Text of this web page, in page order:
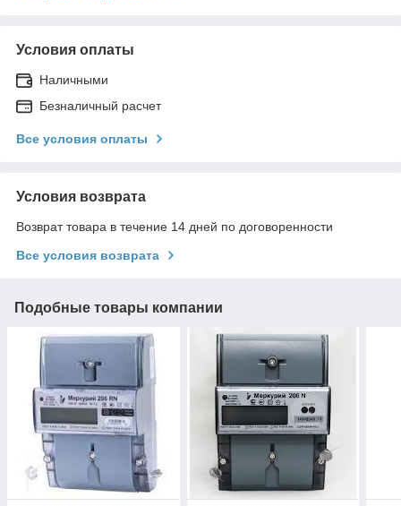
Условия оплаты
Наличными
Безналичный расчет
Все условия оплаты
Условия возврата
Возврат товара в течение 14 дней по договоренности
Все условия возврата
Подобные товары компании